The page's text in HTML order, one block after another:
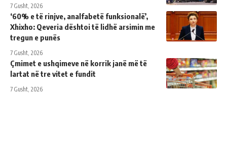
7 Gusht, 2026
‘60% e të rinjve, analfabetë funksionalë’,
Xhixho: Qeveria dështoi të lidhë arsimin me
tregun e punës
7 Gusht, 2026
Çmimet e ushqimeve në korrik janë më të
lartat në tre vitet e fundit
7 Gusht, 2026